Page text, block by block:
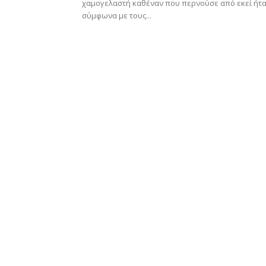
χαμογελαστή καθέναν που περνούσε από εκεί
σύμφωνα με τους...